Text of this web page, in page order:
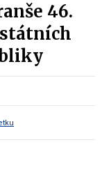
46.